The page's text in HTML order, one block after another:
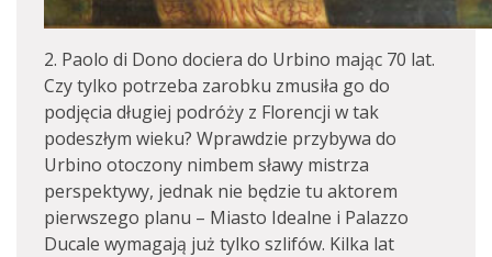
2. Paolo di Dono dociera do Urbino mając 70 lat.
Czy tylko potrzeba zarobku zmusiła go do
podjęcia długiej podróży z Florencji w tak
podeszłym wieku? Wprawdzie przybywa do
Urbino otoczony nimbem sławy mistrza
perspektywy, jednak nie będzie tu aktorem
pierwszego planu – Miasto Idealne i Palazzo
Ducale wymagają już tylko szlifów. Kilka lat